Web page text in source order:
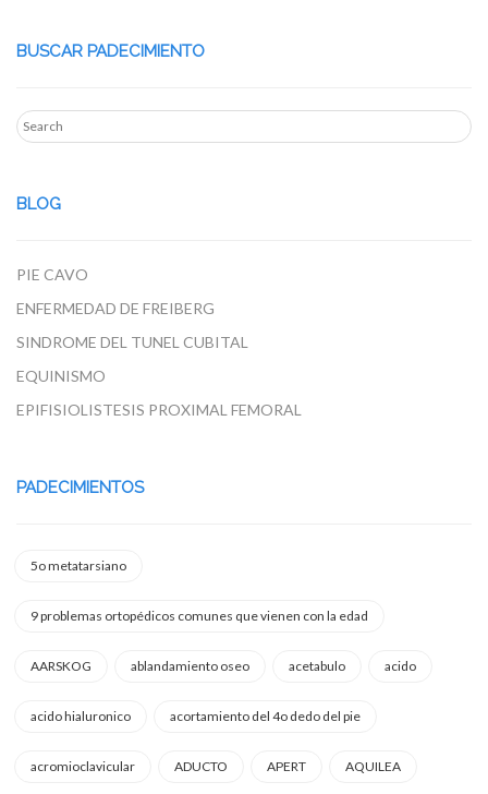
BUSCAR PADECIMIENTO
BLOG
PIE CAVO
ENFERMEDAD DE FREIBERG
SINDROME DEL TUNEL CUBITAL
EQUINISMO
EPIFISIOLISTESIS PROXIMAL FEMORAL
PADECIMIENTOS
5o metatarsiano
9 problemas ortopédicos comunes que vienen con la edad
AARSKOG ablandamiento oseo acetabulo acido
acido hialuronico acortamiento del 4o dedo del pie
acromioclavicular ADUCTO APERT AQUILEA